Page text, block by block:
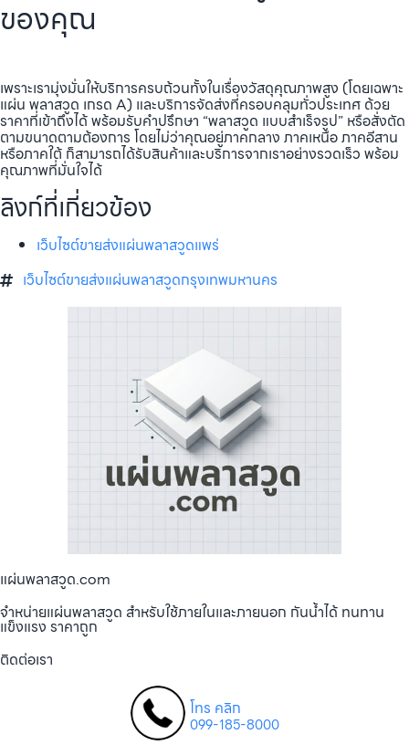
ของคุณ
เพราะเรามุ่งมั่นให้บริการครบถ้วนทั้งในเรื่องวัสดุคุณภาพสูง (โดยเฉพาะ
แผ่น พลาสวูด เกรด A) และบริการจัดส่งที่ครอบคลุมทั่วประเทศ ด้วย
ราคาที่เข้าถึงได้ พร้อมรับคำปรึกษา “พลาสวูด แบบสำเร็จรูป” หรือสั่งตัด
ตามขนาดตามต้องการ โดยไม่ว่าคุณอยู่ภาคกลาง ภาคเหนือ ภาคอีสาน
หรือภาคใต้ ก็สามารถได้รับสินค้าและบริการจากเราอย่างรวดเร็ว พร้อม
คุณภาพที่มั่นใจได้
ลิงก์ที่เกี่ยวข้อง
เว็บไซต์ขายส่งแผ่นพลาสวูดแพร่
เว็บไซต์ขายส่งแผ่นพลาสวูดกรุงเทพมหานคร
แผ่นพลาสวูด.com
จำหน่ายแผ่นพลาสวูด สำหรับใช้ภายในและภายนอก กันน้ำได้ ทนทาน
แข็งแรง ราคาถูก
ติดต่อเรา
โทร คลิก
099-185-8000